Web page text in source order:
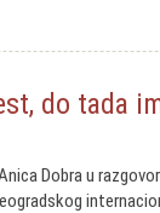
do tada
Dobra u